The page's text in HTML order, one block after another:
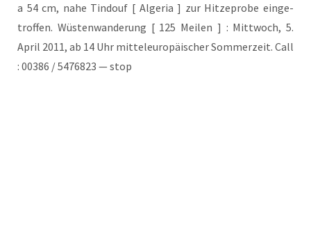
a 54 cm, nahe Tin­douf [ Alge­ria ] zur Hit­ze­pro­be ein­ge­
trof­fen. Wüs­ten­wan­de­rung [ 125 Mei­len ] : Mitt­woch, 5.
April 2011, ab 14 Uhr mit­tel­eu­ro­päi­scher Som­mer­zeit. Call
: 00386 / 5476823 — stop